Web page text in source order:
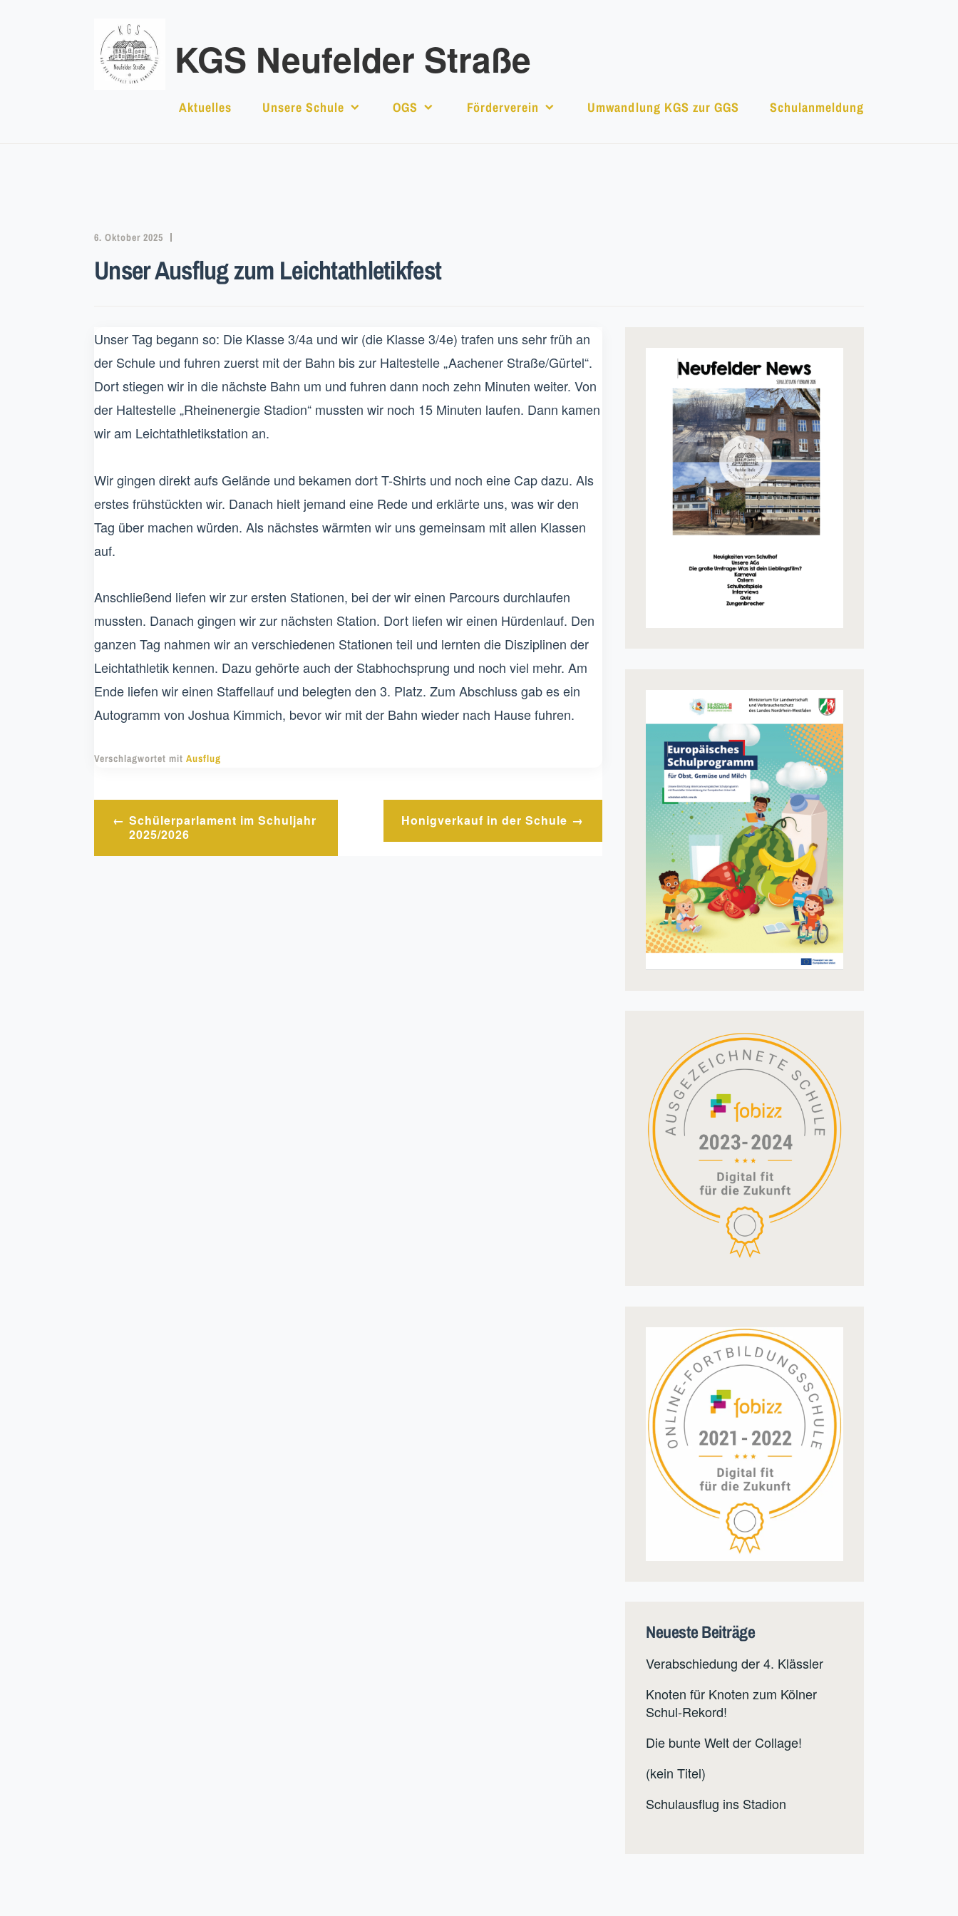
KGS Neufelder Straße
Aktuelles Unsere Schule OGS Förderverein Umwandlung KGS zur GGS Schulanmeldung
6. Oktober 2025
Unser Ausflug zum Leichtathletikfest
Unser Tag begann so: Die Klasse 3/4a und wir (die Klasse 3/4e) trafen uns sehr früh an
der Schule und fuhren zuerst mit der Bahn bis zur Haltestelle „Aachener Straße/Gürtel“.
Dort stiegen wir in die nächste Bahn um und fuhren dann noch zehn Minuten weiter. Von
der Haltestelle „Rheinenergie Stadion“ mussten wir noch 15 Minuten laufen. Dann kamen
wir am Leichtathletikstation an.
Wir gingen direkt aufs Gelände und bekamen dort T-Shirts und noch eine Cap dazu. Als
erstes frühstückten wir. Danach hielt jemand eine Rede und erklärte uns, was wir den
Tag über machen würden. Als nächstes wärmten wir uns gemeinsam mit allen Klassen
auf.
Anschließend liefen wir zur ersten Stationen, bei der wir einen Parcours durchlaufen
mussten. Danach gingen wir zur nächsten Station. Dort liefen wir einen Hürdenlauf. Den
ganzen Tag nahmen wir an verschiedenen Stationen teil und lernten die Disziplinen der
Leichtathletik kennen. Dazu gehörte auch der Stabhochsprung und noch viel mehr. Am
Ende liefen wir einen Staffellauf und belegten den 3. Platz. Zum Abschluss gab es ein
Autogramm von Joshua Kimmich, bevor wir mit der Bahn wieder nach Hause fuhren.
Verschlagwortet mit Ausflug
Beitragsnavigation
Schülerparlament im Schuljahr
2025/2026
Honigverkauf in der Schule
Neueste Beiträge
Verabschiedung der 4. Klässler
Knoten für Knoten zum Kölner
Schul-Rekord!
Die bunte Welt der Collage!
(kein Titel)
Schulausflug ins Stadion